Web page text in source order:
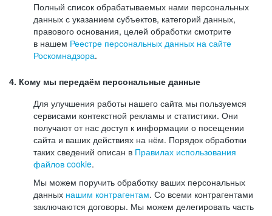
Полный список обрабатываемых нами персональных
данных с указанием субъектов, категорий данных,
правового основания, целей обработки смотрите
в нашем Реестре персональных данных на сайте
Роскомнадзора.
4. Кому мы передаём персональные данные
Для улучшения работы нашего сайта мы пользуемся
сервисами контекстной рекламы и статистики. Они
получают от нас доступ к информации о посещении
сайта и ваших действиях на нём. Порядок обработки
таких сведений описан в Правилах использования
файлов cookie.
Мы можем поручить обработку ваших персональных
данных нашим контрагентам. Со всеми контрагентами
заключаются договоры. Мы можем делегировать часть